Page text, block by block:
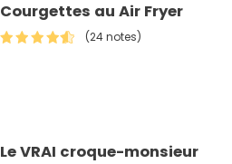
Courgettes au Air Fryer
(24 notes)
Le VRAI croque-monsieur